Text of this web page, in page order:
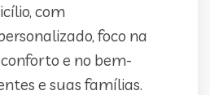
com
foco na
e no bem-
e suas famílias.